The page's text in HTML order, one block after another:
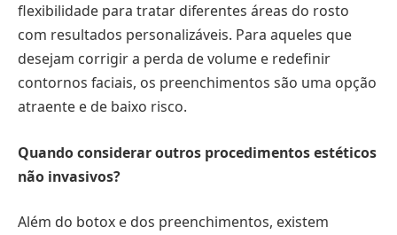
flexibilidade para tratar diferentes áreas do rosto
com resultados personalizáveis. Para aqueles que
desejam corrigir a perda de volume e redefinir
contornos faciais, os preenchimentos são uma opção
atraente e de baixo risco.
Quando considerar outros procedimentos estéticos
não invasivos?
Além do botox e dos preenchimentos, existem